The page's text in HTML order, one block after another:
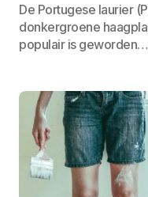
De Portugese laurier
donkergroene
populair is geworden…